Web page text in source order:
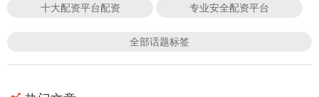
十大配资平台配资 专业安全配资平台
全部话题标签